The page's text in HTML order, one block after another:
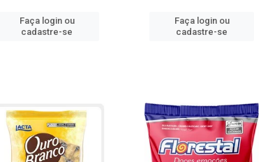
Faça login ou
cadastre-se
Faça login ou
cadastre-se